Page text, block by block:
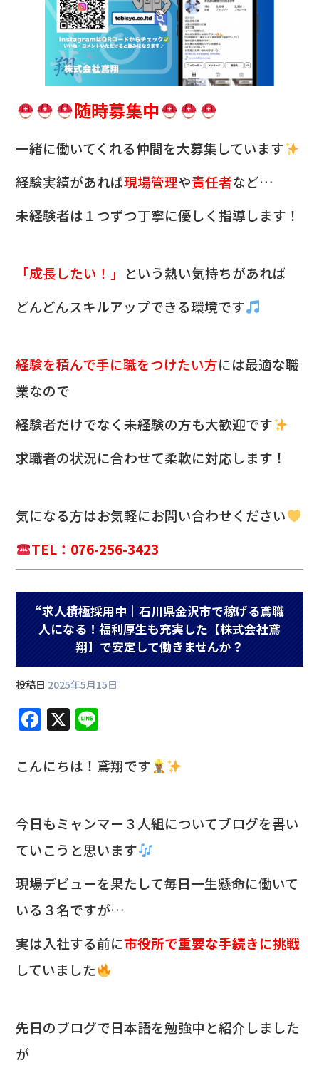
随時募集中
一緒に働いてくれる仲間を大募集しています
経験実績があれば現場管理や責任者など…
未経験者は１つずつ丁寧に優しく指導します！
「成長したい！」 という熱い気持ちがあれば
どんどんスキルアップできる環境です
経験を積んで手に職をつけたい方には最適な職
業なので
経験者だけでなく未経験の方も大歓迎です
求職者の状況に合わせて柔軟に対応します！
気になる方はお気軽にお問い合わせください
TEL：076-256-3423
“求人積極採用中｜石川県金沢市で稼げる鳶職
人になる！福利厚生も充実した【株式会社鳶
翔】で安定して働きませんか？
投稿日 2025年5月15日
F
a
c
b
o
o
k
X
e
こんにちは！鳶翔です
今日もミャンマー３人組についてブログを書い
ていこうと思います
現場デビューを果たして毎日一生懸命に働いて
いる３名ですが…
実は入社する前に市役所で重要な手続きに挑戦
していました
先日のブログで日本語を勉強中と紹介しました
が